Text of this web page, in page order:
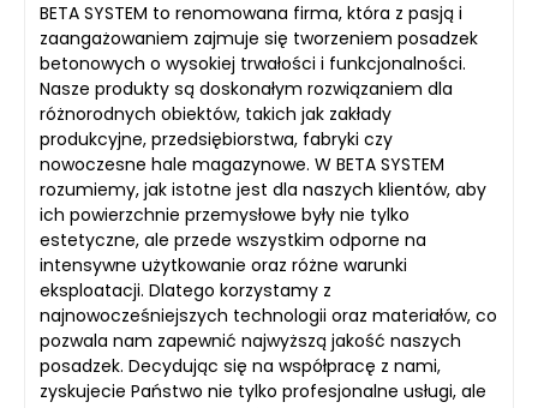
BETA SYSTEM to renomowana firma, która z pasją i
zaangażowaniem zajmuje się tworzeniem posadzek
betonowych o wysokiej trwałości i funkcjonalności.
Nasze produkty są doskonałym rozwiązaniem dla
różnorodnych obiektów, takich jak zakłady
produkcyjne, przedsiębiorstwa, fabryki czy
nowoczesne hale magazynowe. W BETA SYSTEM
rozumiemy, jak istotne jest dla naszych klientów, aby
ich powierzchnie przemysłowe były nie tylko
estetyczne, ale przede wszystkim odporne na
intensywne użytkowanie oraz różne warunki
eksploatacji. Dlatego korzystamy z
najnowocześniejszych technologii oraz materiałów, co
pozwala nam zapewnić najwyższą jakość naszych
posadzek. Decydując się na współpracę z nami,
zyskujecie Państwo nie tylko profesjonalne usługi, ale